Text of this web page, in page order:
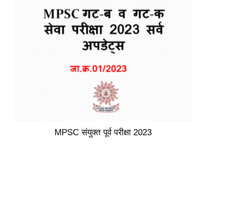
MPSC संयुक्त पूर्व परीक्षा 2023